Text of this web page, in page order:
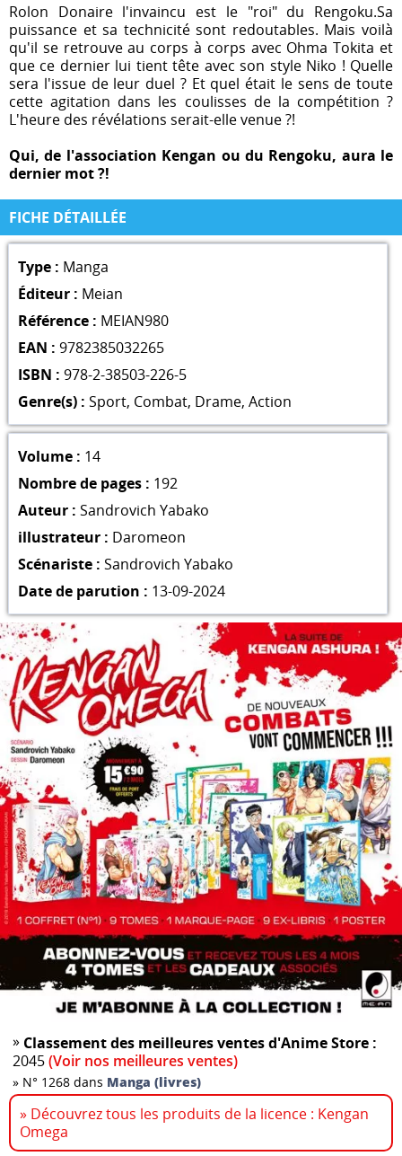
Rolon Donaire l'invaincu est le "roi" du Rengoku.Sa
puissance et sa technicité sont redoutables. Mais voilà
qu'il se retrouve au corps à corps avec Ohma Tokita et
que ce dernier lui tient tête avec son style Niko ! Quelle
sera l'issue de leur duel ? Et quel était le sens de toute
cette agitation dans les coulisses de la compétition ?
L'heure des révélations serait-elle venue ?!
Qui, de l'association Kengan ou du Rengoku, aura le
dernier mot ?!
FICHE DÉTAILLÉE
Type : Manga
Éditeur : Meian
Référence : MEIAN980
EAN : 9782385032265
ISBN : 978-2-38503-226-5
Genre(s) : Sport, Combat, Drame, Action
Volume : 14
Nombre de pages : 192
Auteur : Sandrovich Yabako
illustrateur : Daromeon
Scénariste : Sandrovich Yabako
Date de parution : 13-09-2024
» Classement des meilleures ventes d'Anime Store :
2045(Voir nos meilleures ventes)
» N° 1268 dans Manga (livres)
» Découvrez tous les produits de la licence : Kengan
Omega